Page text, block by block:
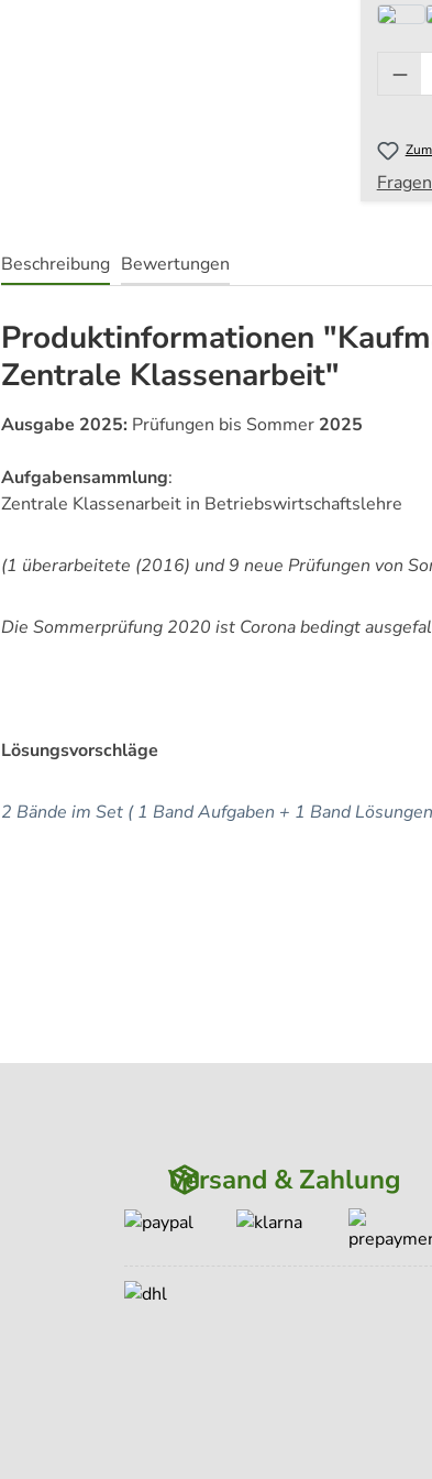
Beschreibung Bewertungen
Produktinformationen
Zentrale Klassenarbeit"
Ausgabe 2025: Prüfungen bis Sommer 2025
Aufgabensammlung:
Zentrale Klassenarbeit in Betriebswirtschaftslehre
(1 überarbeitete (2016) und 9 neue Prüfungen von
Die Sommerprüfung 2020 ist Corona bedingt
Lösungsvorschläge
2 Bände im Set ( 1 Band Aufgaben + 1 Band
Versand & Zahlung